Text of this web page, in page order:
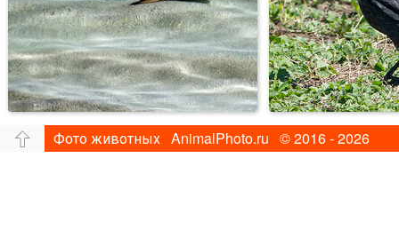
Фото животных AnimalPhoto.ru © 2016 - 2026